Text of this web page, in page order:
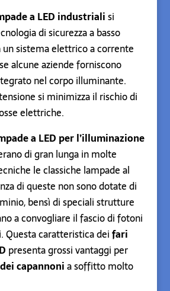
a LED industrialisi
di sicurezza a basso
un sistema elettrico a corrente
alcune aziende forniscono
nel corpo illuminante.
si minimizza il rischio di
elettriche.
a LED per l’illuminazione
di gran lunga in molte
le classiche lampade al
di queste non sono dotate di
bensì di speciali strutture
a convogliare il fascio di fotoni
Questa caratteristica deifari
presenta grossi vantaggi per
capannonia soffitto molto